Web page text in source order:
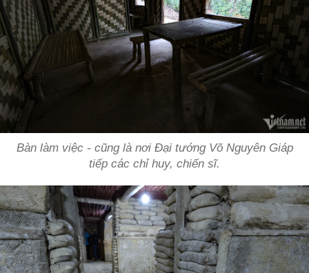
Bàn làm việc - cũng là nơi Đại tướng Võ Nguyên Giáp
tiếp các chỉ huy, chiến sĩ.